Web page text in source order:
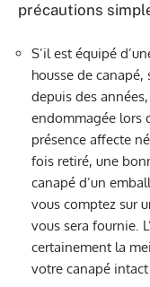
précautions
S’il est équipé
housse de
depuis des
endommagée lors
présence affecte
fois retiré, une
canapé d’un
vous comptez sur
vous sera fournie.
certainement la
votre canapé